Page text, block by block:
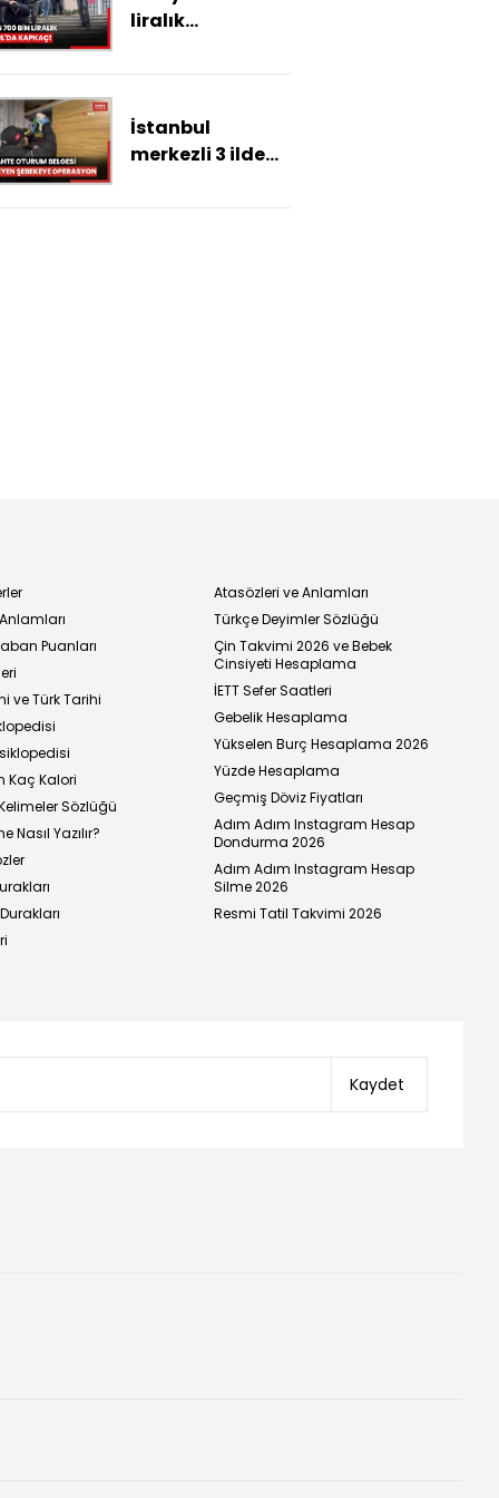
liralık
kapkaç!
İstanbul
merkezli 3 ilde
belgesi
Puanları
ve Türk Tarihi
Kaç Kalori
Sözlüğü
Nasıl Yazılır?
Atasözleri ve Anlamları
Türkçe Deyimler Sözlüğü
Çin Takvimi 2026 ve Bebek
Cinsiyeti Hesaplama
İETT Sefer Saatleri
Gebelik Hesaplama
Yükselen Burç Hesaplama 2026
Yüzde Hesaplama
Geçmiş Döviz Fiyatları
Adım Adım Instagram Hesap
Dondurma 2026
Adım Adım Instagram Hesap
Silme 2026
Resmi Tatil Takvimi 2026
Kaydet